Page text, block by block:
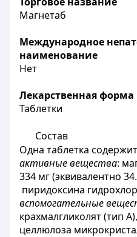
Магнетаб
Международное
наименование
Нет
Лекарственная форма
Таблетки
Состав
Одна таблетка содержит
активные вещества:
334 мг (эквивалентно
пиридоксина
вспомогательные
крахмалгликолят (тип
целлюлоза